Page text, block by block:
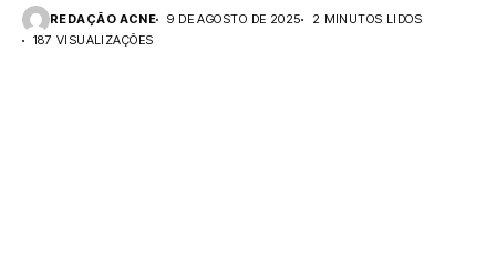
REDAÇÃO ACNE 9 DE AGOSTO DE 2025
2 MINUTOS LIDOS
187 VISUALIZAÇÕES